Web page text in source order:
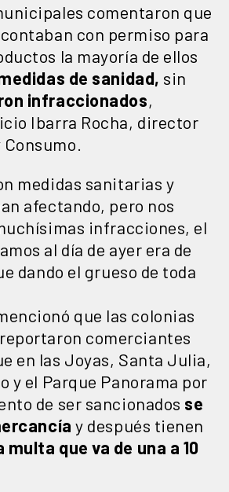
comentaron que
con permiso para
la mayoría de ellos
de sanidad, sin
infraccionados,
Ibarra Rocha, director
medidas sanitarias y
afectando, pero nos
infracciones, el
al día de ayer era de
dando el grueso de toda
que las colonias
comerciantes
en las Joyas, Santa Julia,
y el Parque Panorama por
de ser sancionados se
y después tienen
multa que va de una a 10